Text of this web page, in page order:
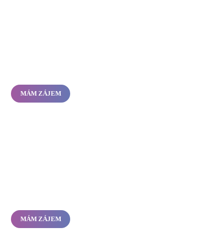
MÁM ZÁJEM
MÁM ZÁJEM